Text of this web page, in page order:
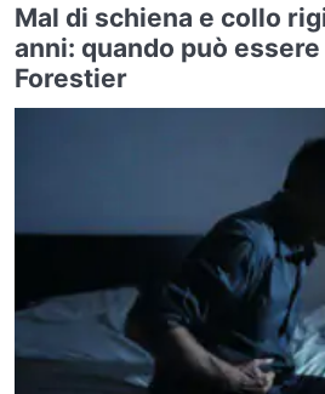
Mal di schiena e collo
anni: quando può
Forestier